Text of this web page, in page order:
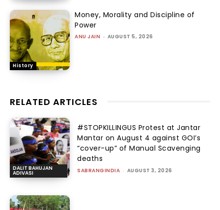
History
Money, Morality and Discipline of
Power
ANU JAIN - AUGUST 5, 2026
RELATED ARTICLES
DALIT BAHUJAN
ADIVASI
#STOPKILLINGUS Protest at Jantar
Mantar on August 4 against GOI’s
“cover-up” of Manual Scavenging
deaths
SABRANGINDIA - AUGUST 3, 2026